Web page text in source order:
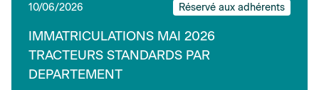
10/06/2026 Réservé aux adhérents
IMMATRICULATIONS MAI 2026
TRACTEURS STANDARDS PAR
DEPARTEMENT